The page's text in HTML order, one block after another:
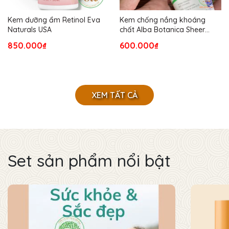
Kem dưỡng ẩm Retinol Eva
Naturals USA
850.000₫
Kem chống nắng khoáng
chất Alba Botanica Sheer
50
600.000₫
XEM TẤT CẢ
Set sản phẩm nổi bật